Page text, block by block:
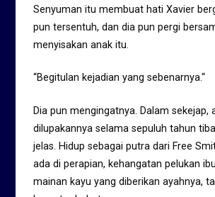
Senyuman itu membuat hati Xavier
pun tersentuh, dan dia pun pergi
menyisakan anak itu.
“Begitulan kejadian yang sebenarnya.“
Dia pun mengingatnya. Dalam sekejap,
dilupakannya selama sepuluh tahun
jelas. Hidup sebagai putra dari Free
ada di perapian, kehangatan pelukan
mainan kayu yang diberikan ayahnya,